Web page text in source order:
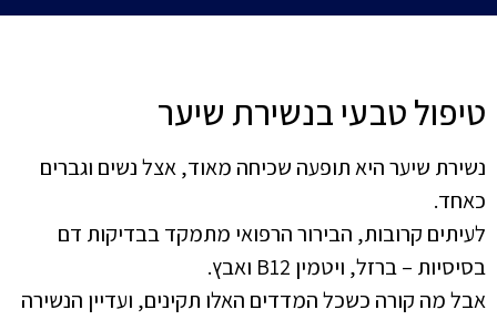
טיפול טבעי בנשירת שיער
נשירת שיער היא תופעה שכיחה מאוד, אצל נשים וגברים
כאחד.
לעיתים קרובות, הבירור הרפואי מתמקד בבדיקות דם
בסיסיות – ברזל, ויטמין B12 ואבץ.
אבל מה קורה כשכל המדדים האלו תקינים, ועדיין הנשירה